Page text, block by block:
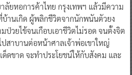
ยหอการค้าไทย กรุงเทพฯ แล้วมีความ
บ้านเกิด ผู้พลิกชีวิตจากนักพนันตัวยง
ป่วยไข้จนเกือบเอาชีวิตไม่รอด จนตั้งจิต
สาบานต่อหน้าศาลเจ้าพ่อเขาใหญ่
ด็ดขาด จะทำประโยชน์ให้กับสังคม และ